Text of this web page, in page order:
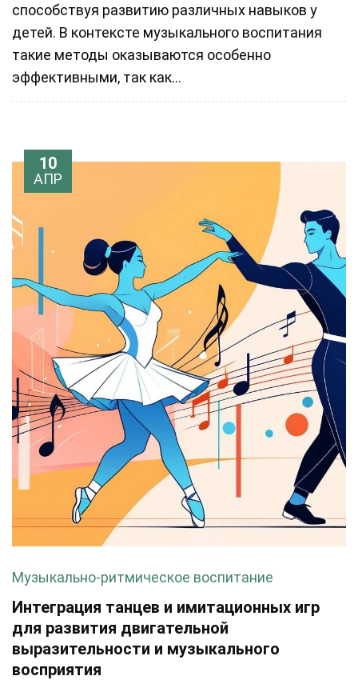
способствуя развитию различных навыков у
детей. В контексте музыкального воспитания
такие методы оказываются особенно
эффективными, так как...
10
АПР
Музыкально-ритмическое воспитание
Интеграция танцев и имитационных игр
для развития двигательной
выразительности и музыкального
восприятия